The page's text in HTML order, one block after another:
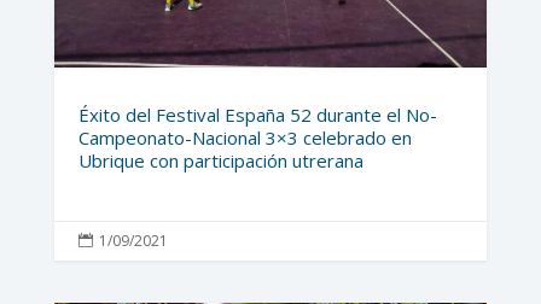
Éxito del Festival España 52 durante el No-
Campeonato-Nacional 3×3 celebrado en
Ubrique con participación utrerana
 1/09/2021